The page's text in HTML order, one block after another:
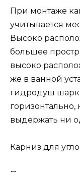
При монтаже
учитывается
Высоко
большее
высоко
же в ванной
гидродуш
горизонтально,
выдержать ни
Карниз для